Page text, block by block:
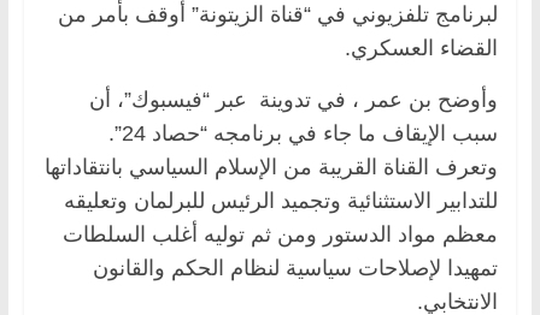
لبرنامج تلفزيوني في “قناة الزيتونة” أوقف بأمر من
القضاء العسكري.
وأوضح بن عمر ، في تدوينة عبر “فيسبوك”، أن
سبب الإيقاف ما جاء في برنامجه “حصاد 24”.
وتعرف القناة القريبة من الإسلام السياسي بانتقاداتها
للتدابير الاستثنائية وتجميد الرئيس للبرلمان وتعليقه
معظم مواد الدستور ومن ثم توليه أغلب السلطات
تمهيدا لإصلاحات سياسية لنظام الحكم والقانون
الانتخابي.